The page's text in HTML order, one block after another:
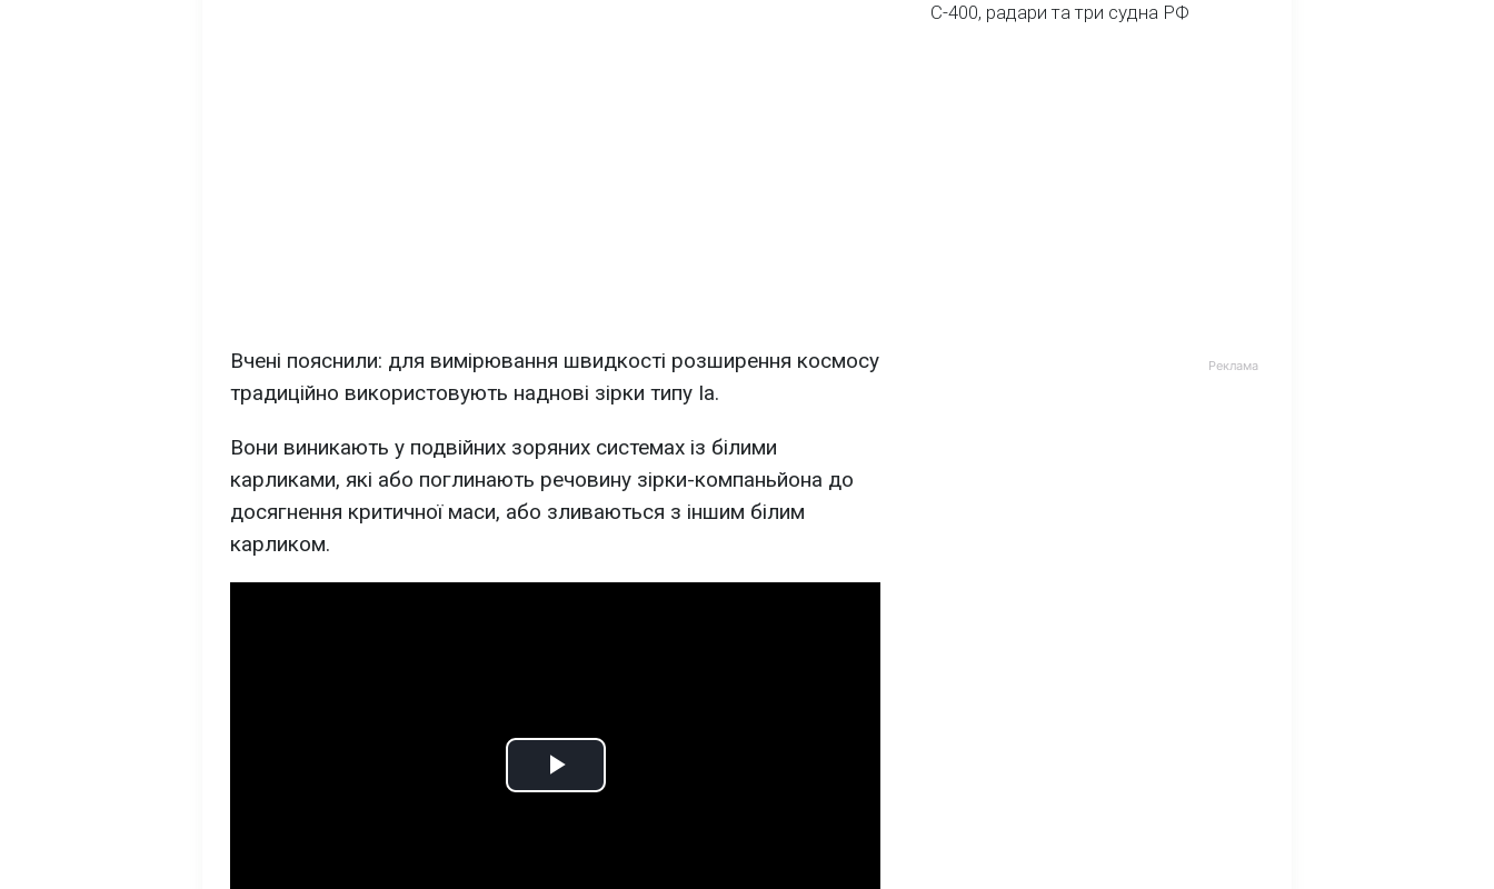
Вчені пояснили: для вимірювання швидкості розширення космосу
традиційно використовують наднові зірки типу Ia.
Вони виникають у подвійних зоряних системах із білими
карликами, які або поглинають речовину зірки-компаньйона до
досягнення критичної маси, або зливаються з іншим білим
карликом.
Play
С-400, радари та три судна РФ